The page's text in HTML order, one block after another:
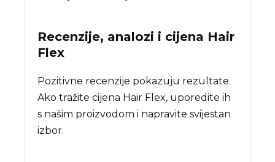
Recenzije, analozi i cijena Hair
Flex
Pozitivne recenzije pokazuju rezultate.
Ako tražite cijena Hair Flex, uporedite ih
s našim proizvodom i napravite svijestan
izbor.